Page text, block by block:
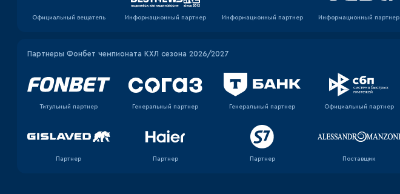
Официальный вещатель Информационный партнер Информационный партнер Информационный партнер
Партнеры Фонбет чемпионата КХЛ сезона 2026/2027
Титульный партнер Генеральный партнер Генеральный партнер Официальный партнер
Партнер Партнер Партнер Поставщик